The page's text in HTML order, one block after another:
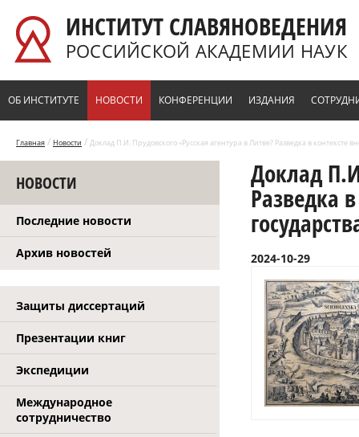
ИНСТИТУТ СЛАВЯНОВЕДЕНИЯ
РОССИЙСКОЙ АКАДЕМИИ НАУК
ОБ ИНСТИТУТЕ НОВОСТИ КОНФЕРЕНЦИИ ИЗДАНИЯ
Главная / Новости / Доклад П.И. Прудовского «Русская агентура в Литве? Разведка в
НОВОСТИ
Последние новости
Архив новостей
Защиты диссертаций
Презентации книг
Экспедиции
Международное
сотрудничество
Доклад
Разведка
2024-10-29